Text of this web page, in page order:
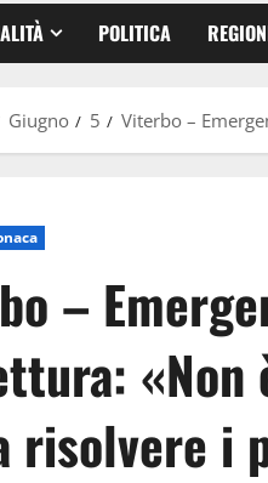
POLITICA
Giugno 5 Viterbo –
–
risolvere i